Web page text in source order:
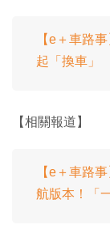
【e＋車路
起「換車」
【相關報道】
【e＋車路
航版本！「